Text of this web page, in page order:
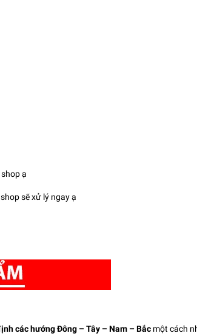
ạ
sẽ xử lý ngay ạ
các hướng Đông – Tây – Nam – Bắc một cách